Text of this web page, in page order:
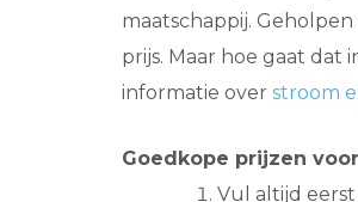
maatschappij.
prijs. Maar hoe gaat dat
informatie over stroom
Goedkope prijzen
Vul altijd